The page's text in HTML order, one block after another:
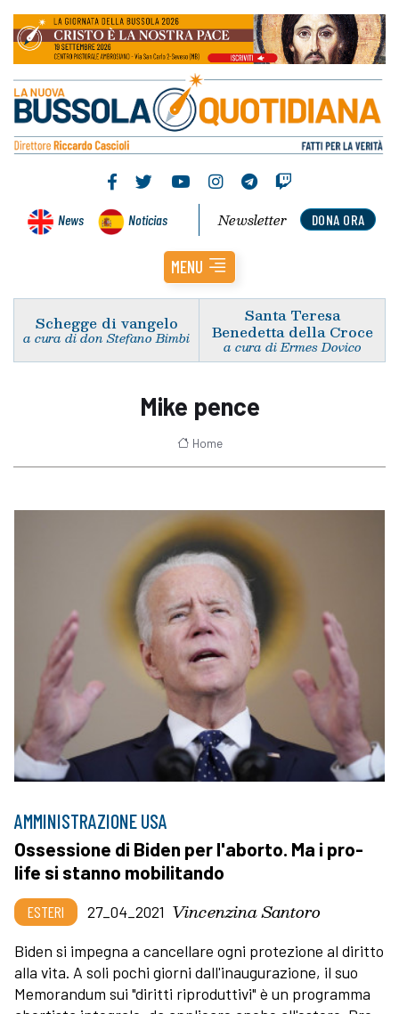
News Noticias DONA ORA
Newsletter
MENU
Schegge di vangelo
a cura di don Stefano Bimbi
Santa Teresa
Benedetta della Croce
a cura di Ermes Dovico
Mike pence
Home
AMMINISTRAZIONE USA
Ossessione di Biden per l'aborto. Ma i pro-
life si stanno mobilitando
ESTERI 27_04_2021 Vincenzina Santoro
Biden si impegna a cancellare ogni protezione al diritto
alla vita. A soli pochi giorni dall'inaugurazione, il suo
Memorandum sui "diritti riproduttivi" è un programma